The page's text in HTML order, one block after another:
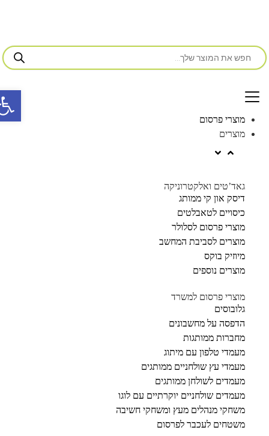
מוצרי פרסום
מוצרים
גאד’טים ואלקטרוניקה
דיסק און קי ממותג
כיסויים לטאבלטים
מוצרי פרסום לסלולר
מוצרים לסביבת המחשב
מיוזיק בוקס
מוצרים נוספים
מוצרי פרסום למשרד
גלובוסים
הדפסה על מחשבונים
מחברות ממותגות
מעמדי טלפון עם מיתוג
מעמדי עץ שולחניים ממותגים
מעמדים לשולחן ממותגים
מעמדים שולחניים יוקרתיים עם לוגו
משחקי מנהלים מעץ ומשחקי חשיבה
משטחים לעכבר לפרסום
פתח